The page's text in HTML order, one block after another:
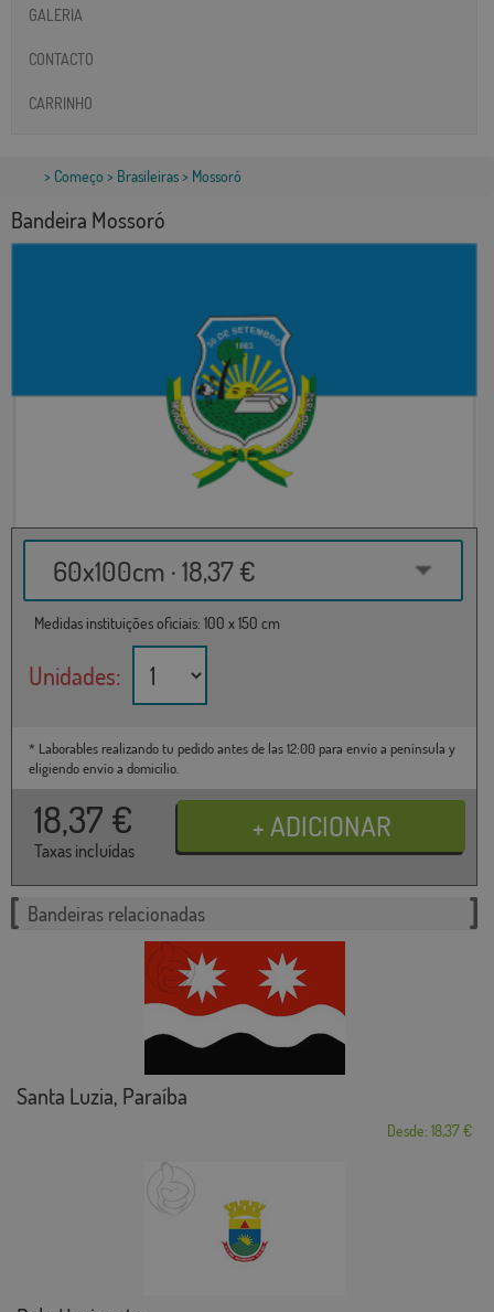
GALERIA
CONTACTO
CARRINHO
> Começo > Brasileiras> Mossoró
Bandeira Mossoró
60x100cm · 18,37 €
Medidas instituições oficiais: 100 x 150 cm
Unidades:
* Laborables realizando tu pedido antes de las 12:00 para envío a península y
eligiendo envío a domicilio.
18,37 €
Taxas incluídas
Bandeiras relacionadas
Santa Luzia, Paraíba
Desde: 18,37 €